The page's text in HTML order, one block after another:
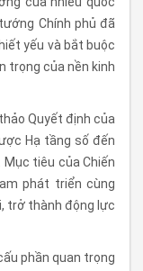
Chính phủ đã
yếu và bắt buộc
trọng của nền kinh
Quyết định của
Hạ tầng số đến
tiêu của Chiến
phát triển cùng
trở thành động lực
phần quan trọng